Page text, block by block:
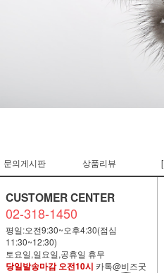
문의게시판 상품리뷰
CUSTOMER CENTER
02-318-1450
평일:오전9:30~오후4:30(점심
11:30~12:30)
토요일,일요일,공휴일 휴무
당일발송마감 오전10시 카톡@비즈굿